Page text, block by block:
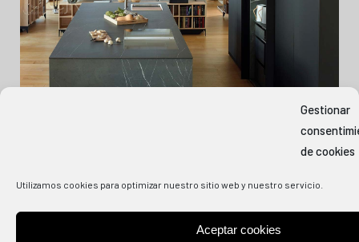
Gestionar
de cookies
Utilizamos cookies para optimizar nuestro sitio web y nuestro servicio.
Aceptar cookies